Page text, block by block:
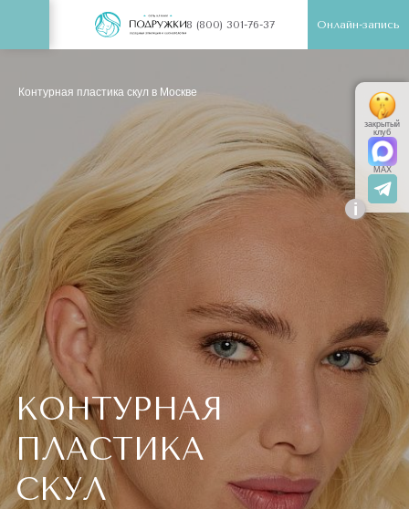
8 (800) 301-76-37 Онлайн-запись
Контурная пластика скул в Москве
КОНТУРНАЯ
ПЛАСТИКА
СКУЛ
i
закрытый
клуб
MAX